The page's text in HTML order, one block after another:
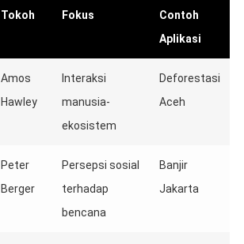
Tokoh Fokus
Contoh
Aplikasi
Amos
Hawley
Interaksi
manusia-
ekosistem
Deforestasi
Aceh
Peter
Berger
Persepsi sosial
terhadap
bencana
Banjir
Jakarta